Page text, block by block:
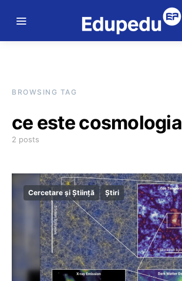
BROWSING TAG
ce este cosmologia
2 posts
Cercetare și Știință Știri